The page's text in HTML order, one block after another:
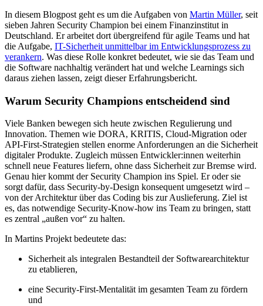
In diesem Blogpost geht es um die Aufgaben von Martin Müller, seit
sieben Jahren Security Champion bei einem Finanzinstitut in
Deutschland. Er arbeitet dort übergreifend für agile Teams und hat
die Aufgabe, IT-Sicherheit unmittelbar im Entwicklungsprozess zu
verankern. Was diese Rolle konkret bedeutet, wie sie das Team und
die Software nachhaltig verändert hat und welche Learnings sich
daraus ziehen lassen, zeigt dieser Erfahrungsbericht.
Warum Security Champions entscheidend sind
Viele Banken bewegen sich heute zwischen Regulierung und
Innovation. Themen wie DORA, KRITIS, Cloud-Migration oder
API-First-Strategien stellen enorme Anforderungen an die Sicherheit
digitaler Produkte. Zugleich müssen Entwickler:innen weiterhin
schnell neue Features liefern, ohne dass Sicherheit zur Bremse wird.
Genau hier kommt der Security Champion ins Spiel. Er oder sie
sorgt dafür, dass Security-by-Design konsequent umgesetzt wird –
von der Architektur über das Coding bis zur Auslieferung. Ziel ist
es, das notwendige Security-Know-how ins Team zu bringen, statt
es zentral „außen vor“ zu halten.
In Martins Projekt bedeutete das:
Sicherheit als integralen Bestandteil der Softwarearchitektur
zu etablieren,
eine Security-First-Mentalität im gesamten Team zu fördern
und